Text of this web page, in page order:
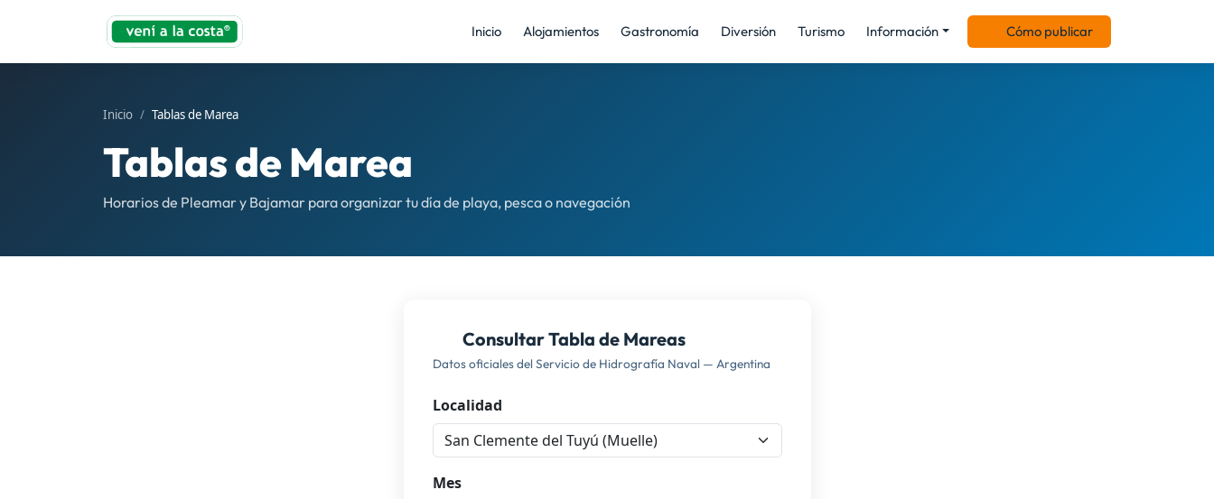
Inicio Alojamientos Gastronomía Diversión Turismo Información Cómo publicar
Inicio Tablas de Marea
Tablas de Marea
Horarios de Pleamar y Bajamar para organizar tu día de playa, pesca o navegación
Consultar Tabla de Mareas
Datos oficiales del Servicio de Hidrografía Naval — Argentina
Localidad
Mes